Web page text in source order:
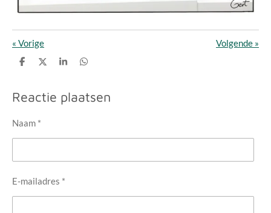
« Vorige Volgende »
D
n
D
l
S
e
D
e
n
Reactie plaatsen
Naam *
E-mailadres *